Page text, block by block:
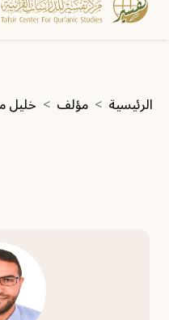
مسار التنقل
الرئيسية مؤلف خليل